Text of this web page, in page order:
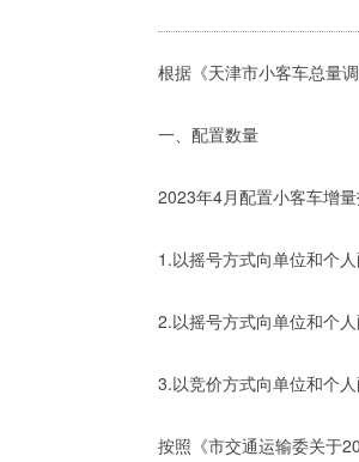
根据《天津市小客车总量
一、配置数量
2023年4月配置小客车增
1.以摇号方式向单位和个
2.以摇号方式向单位和个
3.以竞价方式向单位和个
按照《市交通运输委关于